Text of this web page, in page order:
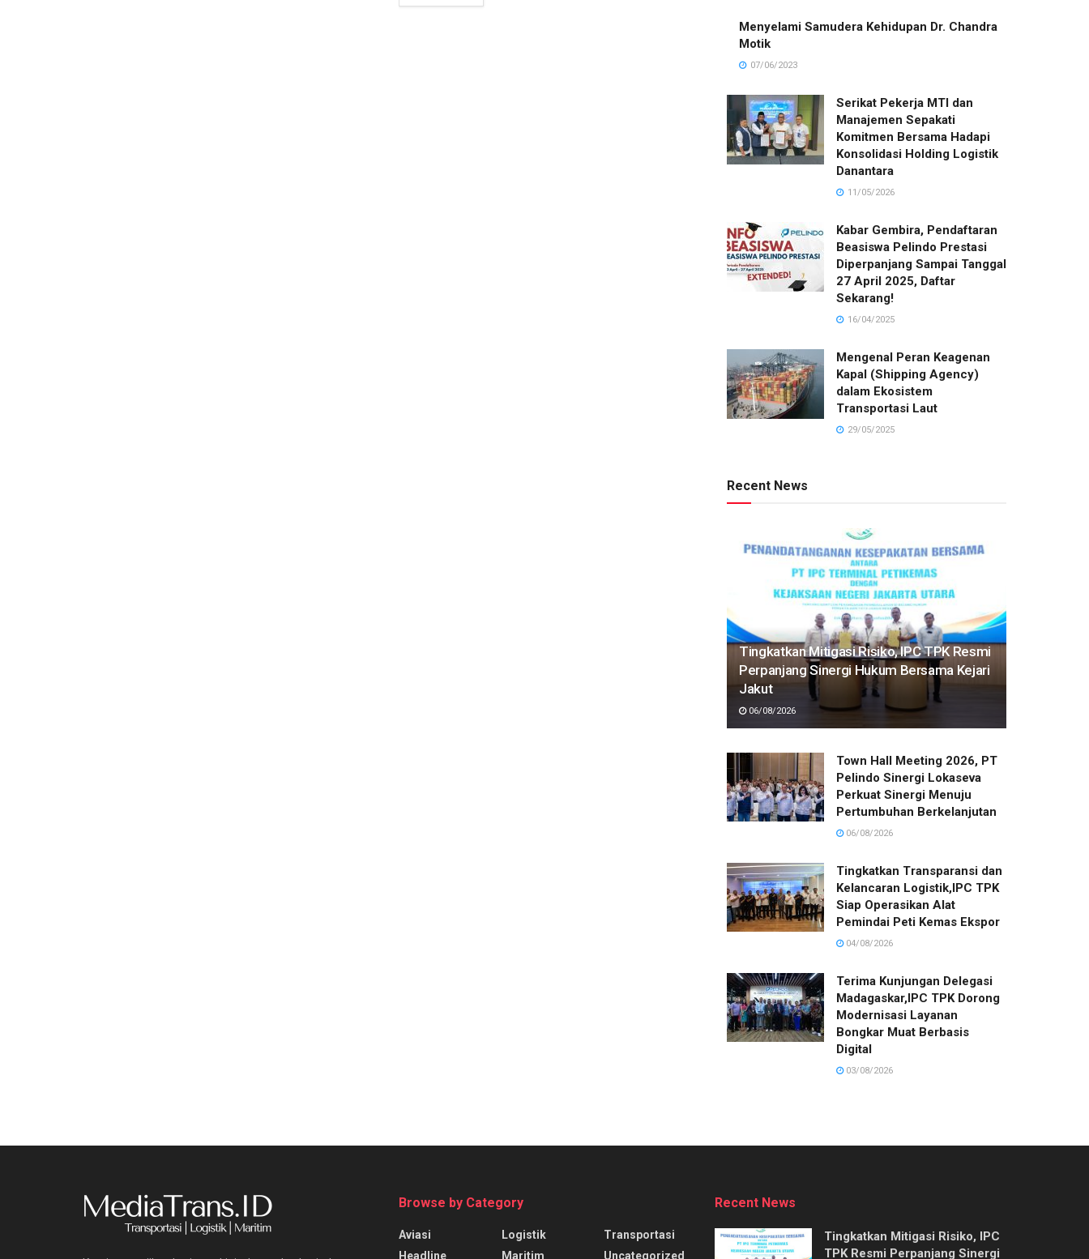
Menyelami Samudera Kehidupan Dr. Chandra
Motik
07/06/2023
Serikat Pekerja MTI dan
Manajemen Sepakati
Komitmen Bersama Hadapi
Konsolidasi Holding Logistik
Danantara
11/05/2026
Kabar Gembira, Pendaftaran
Beasiswa Pelindo Prestasi
Diperpanjang Sampai Tanggal
27 April 2025, Daftar
Sekarang!
16/04/2025
Mengenal Peran Keagenan
Kapal (Shipping Agency)
dalam Ekosistem
Transportasi Laut
29/05/2025
Recent News
Tingkatkan Mitigasi Risiko, IPC TPK Resmi
Perpanjang Sinergi Hukum Bersama Kejari
Jakut
06/08/2026
Town Hall Meeting 2026, PT
Pelindo Sinergi Lokaseva
Perkuat Sinergi Menuju
Pertumbuhan Berkelanjutan
06/08/2026
Tingkatkan Transparansi dan
Kelancaran Logistik,IPC TPK
Siap Operasikan Alat
Pemindai Peti Kemas Ekspor
04/08/2026
Terima Kunjungan Delegasi
Madagaskar,IPC TPK Dorong
Modernisasi Layanan
Bongkar Muat Berbasis
Digital
03/08/2026
Browse by Category
Aviasi
Headline
Logistik
Maritim
Transportasi
Uncategorized
Recent News
Tingkatkan Mitigasi Risiko, IPC
TPK Resmi Perpanjang Sinergi